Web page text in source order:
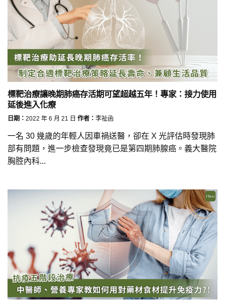
標靶治療讓晚期肺癌存活期可望超越五年！專家：接力使用
延後進入化療
日期： 2022 年 6 月 21 日 作者： 李祉函
一名 30 幾歲的年輕人因車禍送醫，卻在 X 光評估時發現肺
部有問題，進一步檢查發現竟已是第四期肺腺癌。義大醫院
胸腔內科...